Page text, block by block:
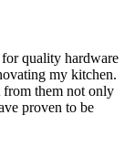
quality hardware
my kitchen.
from them not only
proven to be